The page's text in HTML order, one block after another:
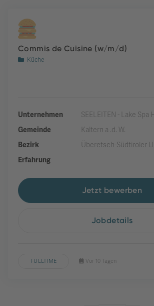
Commis de Cuisine (w/m/d)
Küche
Unternehmen
SEELEITEN - Lake Spa
Gemeinde
Kaltern a .d. W.
Bezirk
Überetsch-Südtiroler
Erfahrung
Jetzt bewerben
Jobdetails
FULLTIME Vor 10 Tagen